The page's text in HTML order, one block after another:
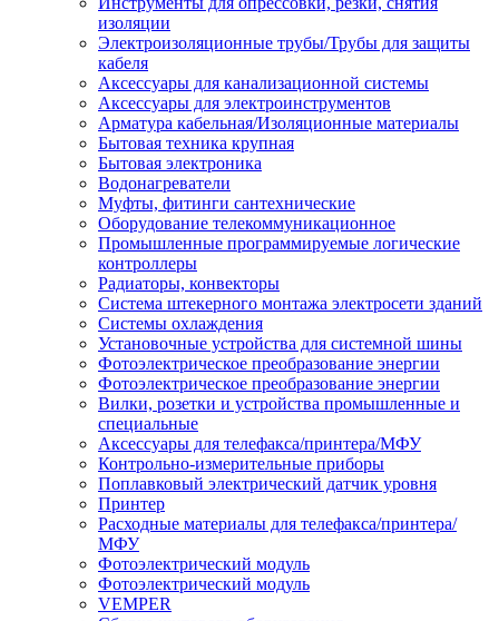
изоляции
Электроизоляционные трубы/Трубы для защиты
кабеля
Аксессуары для канализационной системы
Аксессуары для электроинструментов
Арматура кабельная/Изоляционные материалы
Бытовая техника крупная
Бытовая электроника
Водонагреватели
Муфты, фитинги сантехнические
Оборудование телекоммуникационное
Промышленные программируемые логические
контроллеры
Радиаторы, конвекторы
Система штекерного монтажа электросети зданий
Системы охлаждения
Установочные устройства для системной шины
Фотоэлектрическое преобразование энергии
Фотоэлектрическое преобразование энергии
Вилки, розетки и устройства промышленные и
специальные
Аксессуары для телефакса/принтера/МФУ
Контрольно-измерительные приборы
Поплавковый электрический датчик уровня
Принтер
Расходные материалы для телефакса/принтера/
МФУ
Фотоэлектрический модуль
Фотоэлектрический модуль
VEMPER